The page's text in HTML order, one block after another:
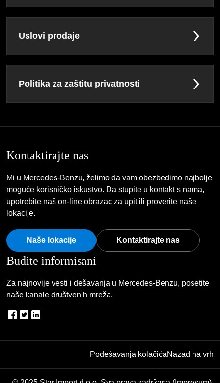
Uslovi prodaje
Politika za zaštitu privatnosti
Kontaktirajte nas
Mi u Mercedes-Benzu, želimo da vam obezbedimo najbolje
moguće korisničko iskustvo. Da stupite u kontakt s nama,
upotrebite naš on-line obrazac za upit ili proverite naše
lokacije.
Naše lokacije Kontaktirajte nas
Budite informisani
Za najnovije vesti i dešavanja u Mercedes-Benzu, posetite
naše kanale društvenih mreža.
Podešavanja kolačićaNazad na vrh